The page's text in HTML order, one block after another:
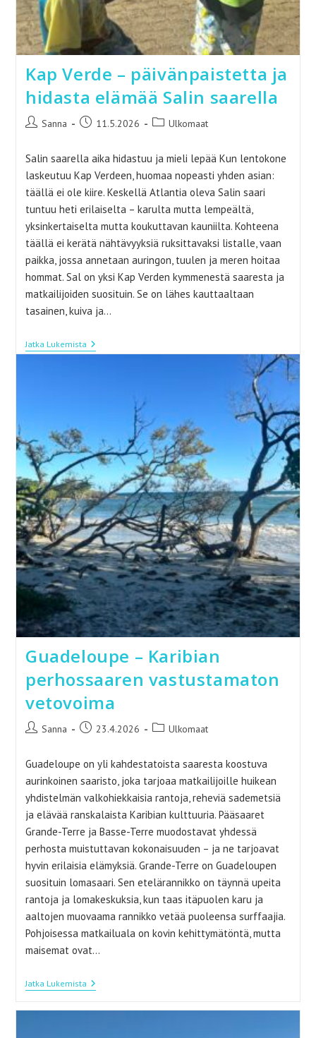
Kap Verde – päivänpaistetta ja
hidasta elämää Salin saarella
Artikkelin
Sanna
Artikkeli11.5.2026
Artikkelin
Ulkomaat
Salin saarella aika hidastuu ja mieli lepää Kun lentokone
laskeutuu Kap Verdeen, huomaa nopeasti yhden asian:
täällä ei ole kiire. Keskellä Atlantia oleva Salin saari
tuntuu heti erilaiselta – karulta mutta lempeältä,
yksinkertaiselta mutta koukuttavan kauniilta. Kohteena
täällä ei kerätä nähtävyyksiä ruksittavaksi listalle, vaan
paikka, jossa annetaan auringon, tuulen ja meren hoitaa
hommat. Sal on yksi Kap Verden kymmenestä saaresta ja
matkailijoiden suosituin. Se on lähes kauttaaltaan
tasainen, kuiva ja…
Jatka LukemistaKap
Verde
Guadeloupe – Karibian
perhossaaren vastustamaton
vetovoima
Artikkelin
Sanna
Artikkeli23.4.2026
Artikkelin
Ulkomaat
Guadeloupe on yli kahdestatoista saaresta koostuva
aurinkoinen saaristo, joka tarjoaa matkailijoille huikean
yhdistelmän valkohiekkaisia rantoja, reheviä sademetsiä
ja elävää ranskalaista Karibian kulttuuria. Pääsaaret
Grande-Terre ja Basse-Terre muodostavat yhdessä
perhosta muistuttavan kokonaisuuden – ja ne tarjoavat
hyvin erilaisia elämyksiä. Grande-Terre on Guadeloupen
suosituin lomasaari. Sen etelärannikko on täynnä upeita
rantoja ja lomakeskuksia, kun taas itäpuolen karu ja
aaltojen muovaama rannikko vetää puoleensa surffaajia.
Pohjoisessa matkailuala on kovin kehittymätöntä, mutta
maisemat ovat…
Jatka LukemistaGuadeloupe